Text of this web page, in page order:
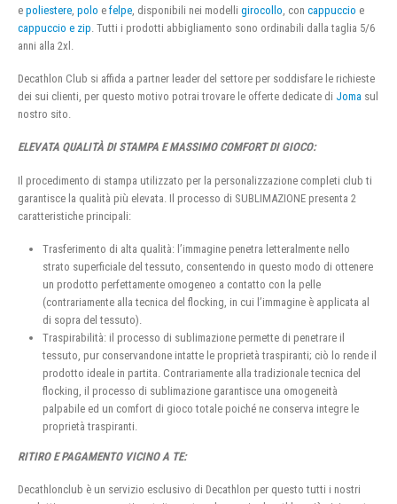
e poliestere polo e felpe , disponibili nei modelli girocollo , con cappuccio e
cappuccio e zip . Tutti i prodotti abbigliamento sono ordinabili dalla taglia 5/6
anni alla 2xl.
Decathlon Club si affida a partner leader del settore per soddisfare le richieste
dei sui clienti, per questo motivo potrai trovare le offerte dedicate di Joma sul
nostro sito.
ELEVATA QUALITÀ DI STAMPA E MASSIMO COMFORT DI GIOCO:
Il procedimento di stampa utilizzato per la personalizzazione completi club ti
garantisce la qualità più elevata. Il processo di SUBLIMAZIONE presenta 2
caratteristiche principali:
Trasferimento di alta qualità: l’immagine penetra letteralmente nello
strato superficiale del tessuto, consentendo in questo modo di ottenere
un prodotto perfettamente omogeneo a contatto con la pelle
(contrariamente alla tecnica del flocking, in cui l’immagine è applicata al
di sopra del tessuto).
Traspirabilità: il processo di sublimazione permette di penetrare il
tessuto, pur conservandone intatte le proprietà traspiranti; ciò lo rende il
prodotto ideale in partita. Contrariamente alla tradizionale tecnica del
flocking, il processo di sublimazione garantisce una omogeneità
palpabile ed un comfort di gioco totale poiché ne conserva integre le
proprietà traspiranti.
RITIRO E PAGAMENTO VICINO A TE:
Decathlonclub è un servizio esclusivo di Decathlon per questo tutti i nostri